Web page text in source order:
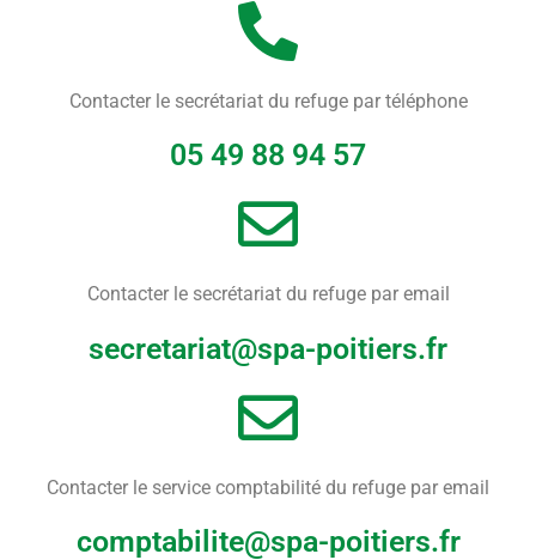
Contacter le secrétariat du refuge par téléphone
05 49 88 94 57
Contacter le secrétariat du refuge par email
secretariat@spa-poitiers.fr
Contacter le service comptabilité du refuge par email
comptabilite@spa-poitiers.fr